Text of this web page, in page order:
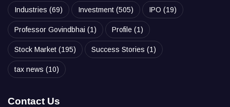
Industries (69) Investment (505) IPO (19)
Professor Govindbhai (1) Profile (1)
Stock Market (195) Success Stories (1)
tax news (10)
Contact Us